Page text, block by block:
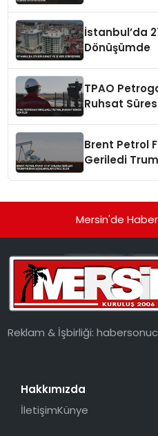
İstanbul’da
Dönüşümde
TPAO
Ruhsat
Brent Petrol
Geriledi
Mersin'de
Reklam & İşbirliği:
Hakkımızda
İletişimKünye